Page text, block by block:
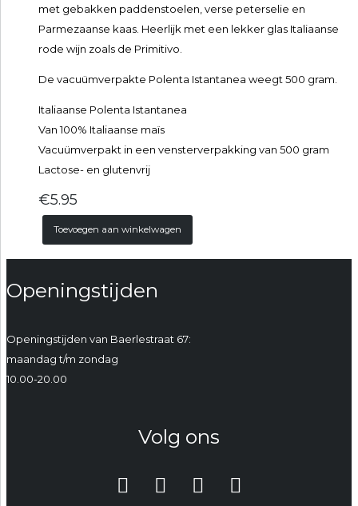
met gebakken paddenstoelen, verse peterselie en
Parmezaanse kaas. Heerlijk met een lekker glas Italiaanse
rode wijn zoals de Primitivo.
De vacuümverpakte Polenta Istantanea weegt 500 gram.
Italiaanse Polenta Istantanea
Van 100% Italiaanse maïs
Vacuümverpakt in een vensterverpakking van 500 gram
Lactose- en glutenvrij
€5.95
Toevoegen aan winkelwagen
Openingstijden
Openingstijden van Baerlestraat 67:
maandag t/m zondag
10.00-20.00
Volg ons